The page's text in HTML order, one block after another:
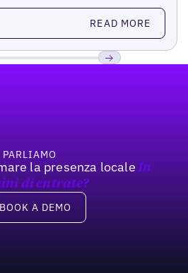
READ MORE
PARLIAMO
la presenza locale In
di entrate?
demo
BOOK A DEMO